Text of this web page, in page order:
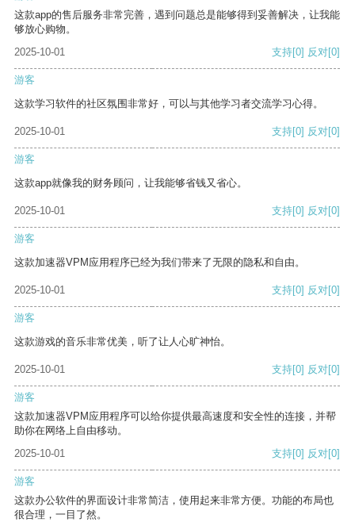
这款app的售后服务非常完善，遇到问题总是能够得到妥善解决，让我能
够放心购物。
2025-10-01
支持[0] 反对[0]
游客
这款学习软件的社区氛围非常好，可以与其他学习者交流学习心得。
2025-10-01 支持[0] 反对[0]
游客
这款app就像我的财务顾问，让我能够省钱又省心。
2025-10-01 支持[0] 反对[0]
游客
这款加速器VPM应用程序已经为我们带来了无限的隐私和自由。
2025-10-01 支持[0] 反对[0]
游客
这款游戏的音乐非常优美，听了让人心旷神怡。
2025-10-01 支持[0] 反对[0]
游客
这款加速器VPM应用程序可以给你提供最高速度和安全性的连接，并帮
助你在网络上自由移动。
2025-10-01
支持[0] 反对[0]
游客
这款办公软件的界面设计非常简洁，使用起来非常方便。功能的布局也
很合理，一目了然。